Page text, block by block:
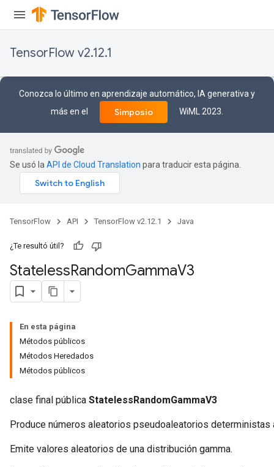
TensorFlow v2.12.1
Conozca lo último en aprendizaje automático, IA generativa y
más en el
Simposio WiML 2023.
Se usó la API de Cloud Translation para traducir esta página.
TensorFlow API TensorFlow v2.12.1 Java
¿Te resultó útil?
StatelessRandomGammaV3
En esta página
Métodos públicos
Métodos Heredados
Métodos públicos
clase final pública StatelessRandomGammaV3
Produce números aleatorios pseudoaleatorios deterministas
Emite valores aleatorios de una distribución gamma.